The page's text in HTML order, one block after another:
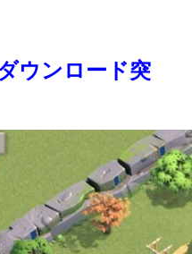
ウンロード突